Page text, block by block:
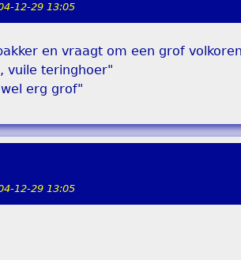
12-29 13:05
en vraagt om een grof
vuile teringhoer"
erg grof"
12-29 13:05